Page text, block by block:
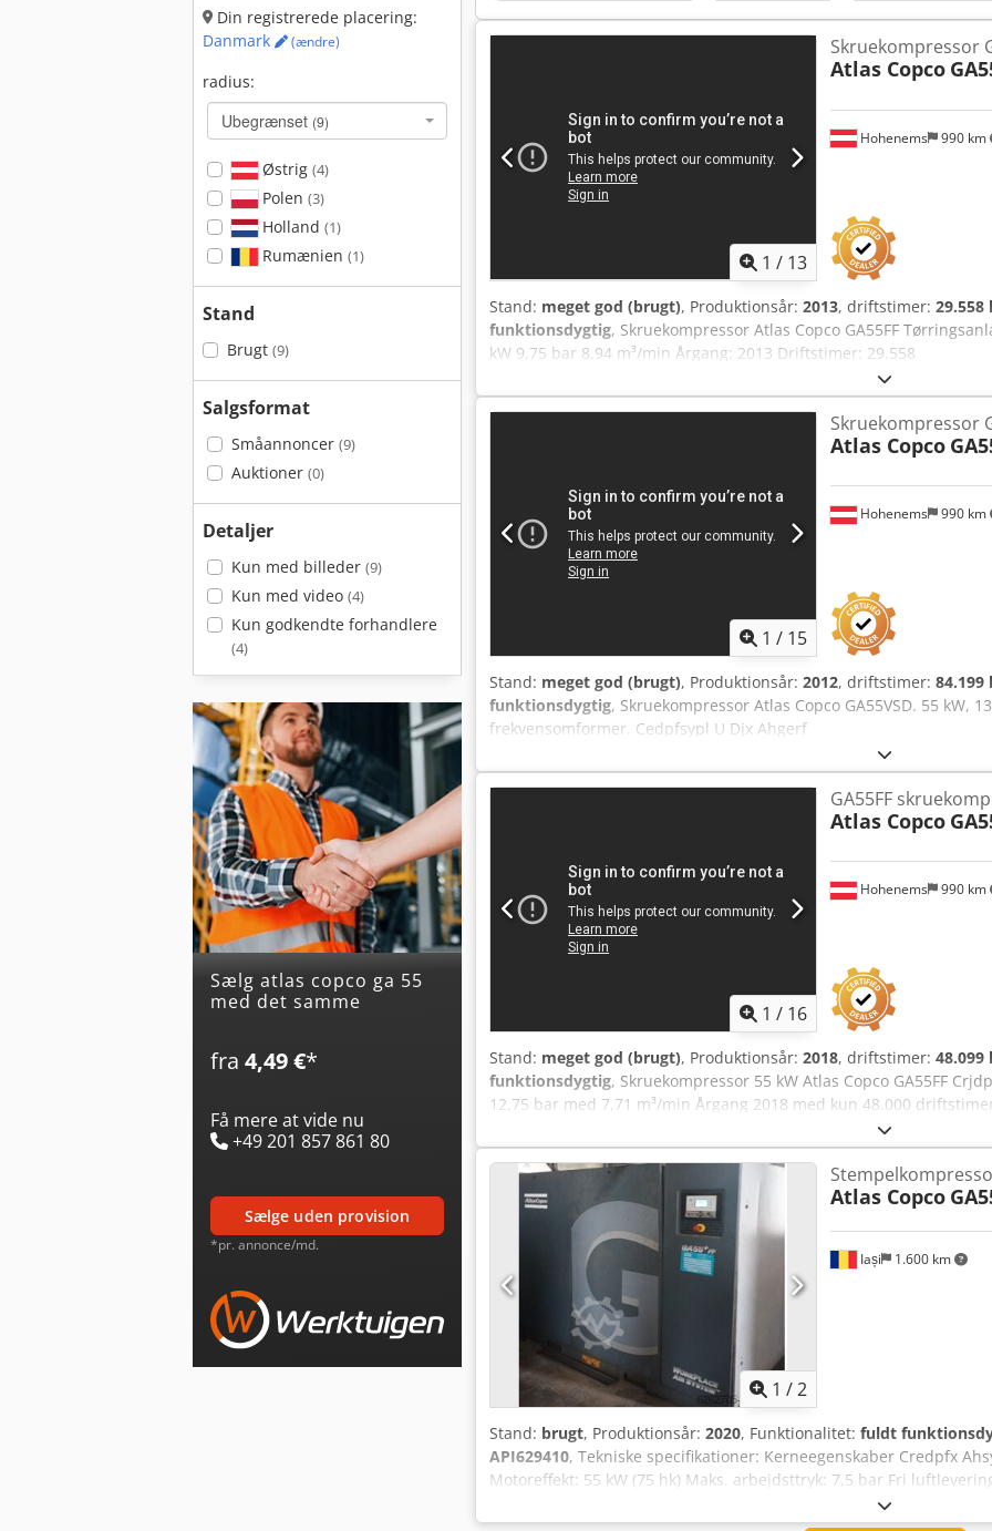
Din registrerede placering:
Danmark
(ændre)
radius:
Ubegrænset (9)
Østrig (4)
Polen (3)
Holland (1)
Rumænien (1)
Stand
Brugt (9)
Salgsformat
Småannoncer (9)
Auktioner (0)
Detaljer
Kun med billeder (9)
Kun med video (4)
Kun godkendte forhandlere
(4)
Sælg atlas copco ga 55
med det samme
fra 4,49 €*
Få mere at vide nu
+49 201 857 861 80
sælge uden provision
*pr. annonce/md.
1 / 13
Hohenems 990 km
Skruekompressor
Atlas Copco
Stand: meget god (brugt), Produktionsår: 2013, driftstimer: 29.558
funktionsdygtig, Skruekompressor Atlas Copco GA55FF
kW 9,75 bar 8,94 m³/min Årgang: 2013 Driftstimer: 29.558
1 / 15
Hohenems 990 km
Skruekompressor
Atlas Copco
Stand: meget god (brugt), Produktionsår: 2012, driftstimer: 84.199
funktionsdygtig, Skruekompressor Atlas Copco GA55VSD. 55 kW,
frekvensomformer. Cedpfsypl U Djx Ahgerf
1 / 16
Hohenems 990 km
GA55FF
Atlas Copco
Stand: meget god (brugt), Produktionsår: 2018, driftstimer: 48.099
funktionsdygtig, Skruekompressor 55 kW Atlas Copco GA55FF
12,75 bar med 7,71 m³/min Årgang 2018 med kun 48.000
1 /2
Iași 1.600 km
Atlas Copco
Stand: brugt, Produktionsår: 2020, Funktionalitet: fuldt
API629410, Tekniske specifikationer: Kerneegenskaber Credpfx
Motoreffekt: 55 kW (75 hk) Maks. arbejdsttryk: 7,5 bar Fri
Køletype: Luftkølet Støjniveau: ~67 dB(A) Drivtype:
version) Elforsyning: 400V / 50Hz Reguleringssystem: Fuld